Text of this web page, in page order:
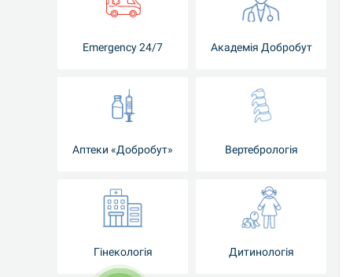
Emergency 24/7 Академія Добробут
Аптеки «Добробут» Вертебрологія
Гінекологія Дитинологія